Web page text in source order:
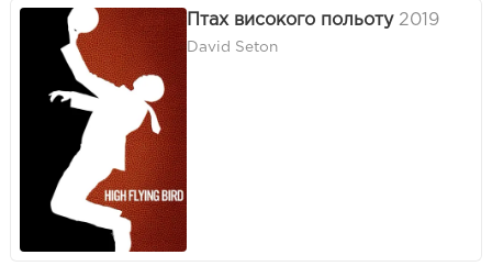
Птах високого польоту 2019
David Seton